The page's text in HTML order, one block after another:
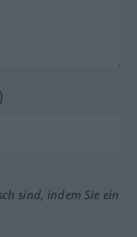
sind, indem Sie ein